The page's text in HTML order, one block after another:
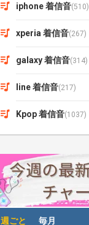
iphone 着信音(510)
xperia 着信音(267)
galaxy 着信音(314)
line 着信音(217)
Kpop 着信音(1037)
週ごと 毎月